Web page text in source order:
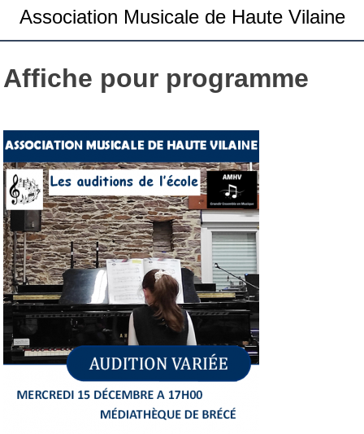
Association Musicale de Haute Vilaine
Affiche pour programme